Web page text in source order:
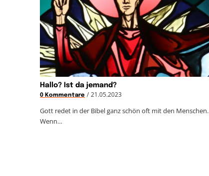
Hallo? Ist da jemand?
0 Kommentare / 21.05.2023
Gott redet in der Bibel ganz schön oft mit den Menschen.
Wenn…